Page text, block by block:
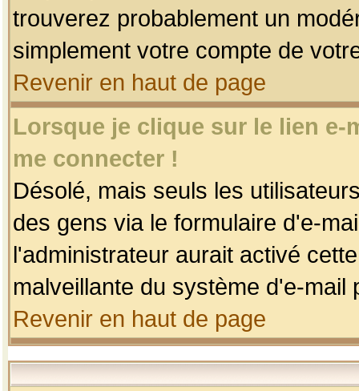
trouverez probablement un
simplement votre compte de
Revenir en haut de page
Lorsque je clique sur le lien
me connecter !
Désolé, mais seuls les
des gens via le formulaire d'e-
l'administrateur aurait activé
malveillante du système d'e-
Revenir en haut de page